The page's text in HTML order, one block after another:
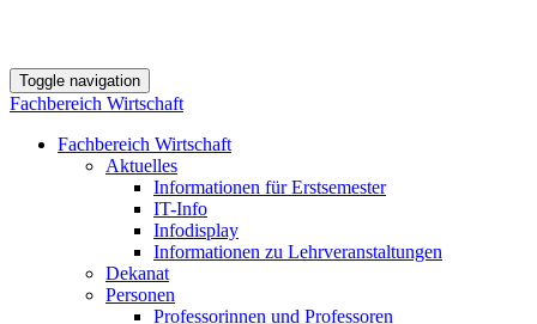
Toggle navigation
Fachbereich Wirtschaft
Fachbereich Wirtschaft
Aktuelles
Informationen für Erstsemester
IT-Info
Infodisplay
Informationen zu Lehrveranstaltungen
Dekanat
Personen
Professorinnen und Professoren